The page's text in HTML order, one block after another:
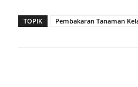
TOPIK Pembakaran Tanaman